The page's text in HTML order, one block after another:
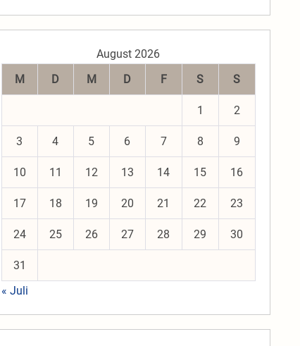
August 2026
M
D M D F S S
1 2
3 4 5 6 7 8 9
10 11 12 13 14 15 16
17 18 19 20 21 22 23
24 25 26 27 28 29 30
31
« Juli